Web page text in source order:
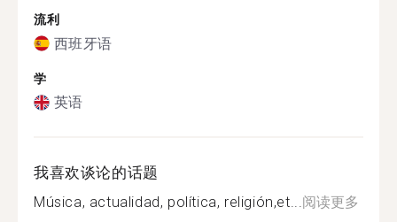
流利
西班牙语
学
英语
我喜欢谈论的话题
Música, actualidad, política, religión,et...阅读更多